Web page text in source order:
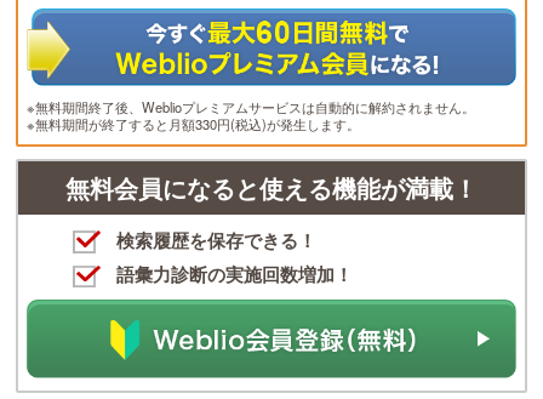
※無料期間終了後、Weblioプレミアムサービスは自動的に解約されません。
※無料期間が終了すると月額330円(税込)が発生します。
無料会員になると使える機能が満載！
検索履歴を保存できる！
語彙力診断の実施回数増加！